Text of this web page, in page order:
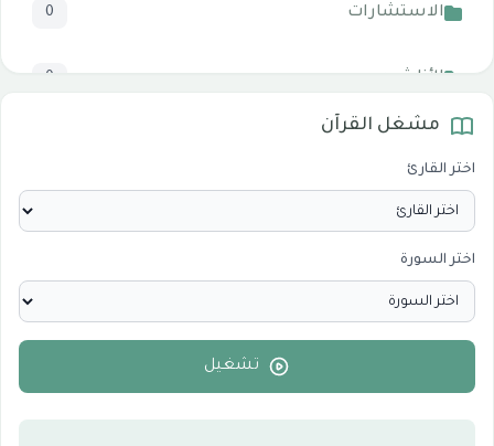
الاستشارات 0
الأناشيد 0
الدروس والخطب
الأقسام التقنية للكمبيوتر والنترنت 0
مشغل القرآن
اختر القارئ
اختر السورة
تشغيل